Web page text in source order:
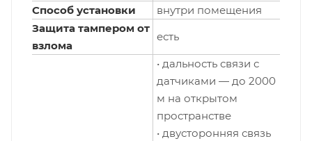
Способ установки
внутри помещения
Защита тампером от
взлома
есть
• дальность связи с
датчиками — до 2000
м на открытом
пространстве
• двусторонняя связь